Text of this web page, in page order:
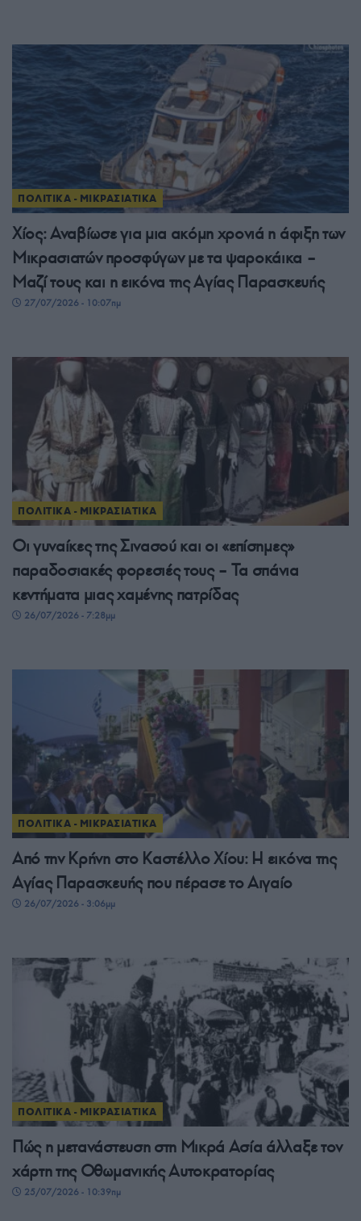
ΠΟΛΙΤΙΚΑ - ΜΙΚΡΑΣΙΑΤΙΚΑ
Χίος: Αναβίωσε για μια ακόμη χρονιά η άφιξη των
Μικρασιατών προσφύγων με τα ψαροκάικα –
Μαζί τους και η εικόνα της Αγίας Παρασκευής
27/07/2026 - 10:07πμ
ΠΟΛΙΤΙΚΑ - ΜΙΚΡΑΣΙΑΤΙΚΑ
Οι γυναίκες της Σινασού και οι «επίσημες»
παραδοσιακές φορεσιές τους – Τα σπάνια
κεντήματα μιας χαμένης πατρίδας
26/07/2026 - 7:28μμ
ΠΟΛΙΤΙΚΑ - ΜΙΚΡΑΣΙΑΤΙΚΑ
Από την Κρήνη στο Καστέλλο Χίου: Η εικόνα της
Αγίας Παρασκευής που πέρασε το Αιγαίο
26/07/2026 - 3:06μμ
ΠΟΛΙΤΙΚΑ - ΜΙΚΡΑΣΙΑΤΙΚΑ
Πώς η μετανάστευση στη Μικρά Ασία άλλαξε τον
χάρτη της Οθωμανικής Αυτοκρατορίας
25/07/2026 - 10:39πμ